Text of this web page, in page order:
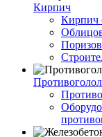
Кирпич
Кирпич